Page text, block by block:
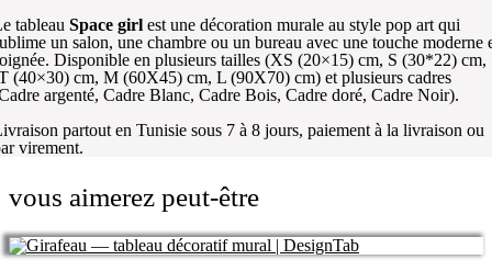
tableau Space girl est une décoration murale au style pop art qui
un salon, une chambre ou un bureau avec une touche moderne
Disponible en plusieurs tailles (XS (20×15) cm, S (30*22) cm,
(40×30) cm, M (60X45) cm, L (90X70) cm) et plusieurs cadres
argenté, Cadre Blanc, Cadre Bois, Cadre doré, Cadre Noir).
partout en Tunisie sous 7 à 8 jours, paiement à la livraison ou
virement.
vous aimerez peut-être